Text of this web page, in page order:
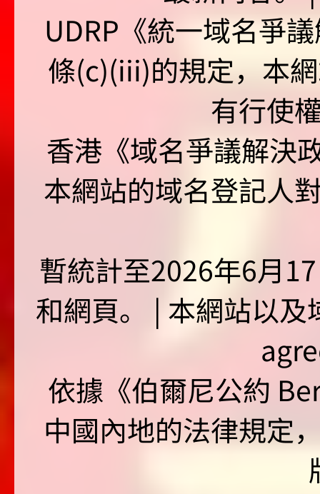
UDRP《統一域名爭
條(c)(iii)的規定，本
有行使
香港《域名爭議解決
本網站的域名登記人
暫統計至2026年6月
和網頁。 | 本網站以
依據《伯爾尼公約
中國內地的法律規定